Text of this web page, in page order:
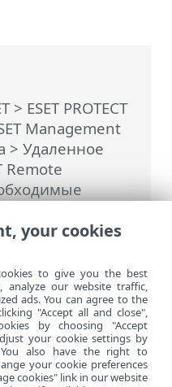
> ESET PROTECT
Management
> Удаленное
Remote
ПК
your cookies
to give you the best
analyze our website traffic,
ads. You can agree to the
"Accept all and close",
by choosing "Accept
your cookie settings by
You also have the right to
your cookie preferences
cookies" link in our website